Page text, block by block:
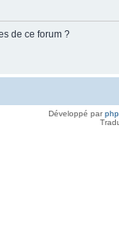
de ce forum ?
Développé par